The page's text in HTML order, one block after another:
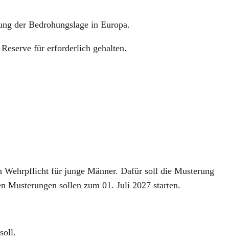
der Bedro­hungs­la­ge in Euro­pa.
für erfor­der­lich gehal­ten.
Wehr­pflicht für jun­ge Män­ner. Dafür soll die Mus­te­rung
Mus­te­run­gen sol­len zum 01. Juli 2027 star­ten.